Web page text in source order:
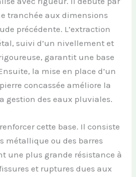
tranchée aux dimensions
précédente. L’extraction
suivi d’un nivellement et
garantit une base
la mise en place d’un
concassée améliore la
gestion des eaux pluviales.
cette base. Il consiste
métallique ou des barres
une plus grande résistance à
et ruptures dues aux